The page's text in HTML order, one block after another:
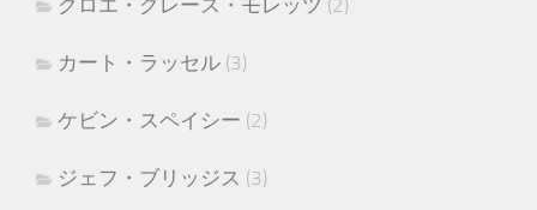
クロエ・グレース・モレッツ (2)
カート・ラッセル (3)
ケビン・スペイシー (2)
ジェフ・ブリッジス (3)